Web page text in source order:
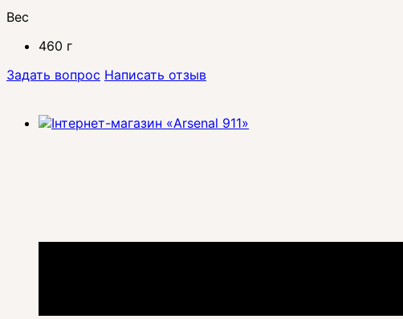
Вес
460 г
Задать вопрос Написать отзыв